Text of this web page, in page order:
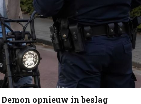
opnieuw in beslag